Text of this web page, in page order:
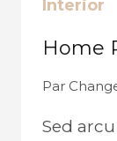
Interior
Home
Par
Sed